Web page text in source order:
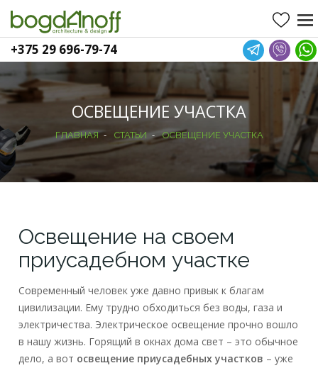
+375 29 696-79-74
ОСВЕЩЕНИЕ УЧАСТКА
ГЛАВНАЯ - СТАТЬИ - ОСВЕЩЕНИЕ УЧАСТКА
Освещение на своем
приусадебном участке
Современный человек уже давно привык к благам
цивилизации. Ему трудно обходиться без воды, газа и
электричества. Электрическое освещение прочно вошло
в нашу жизнь. Горящий в окнах дома свет – это обычное
дело, а вот освещение приусадебных участков – уже